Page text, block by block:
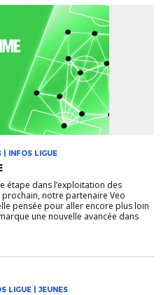
INFOS LIGUE
étape dans l’exploitation des
notre partenaire Veo
pensée pour aller encore plus loin
une nouvelle avancée dans
LIGUE | JEUNES